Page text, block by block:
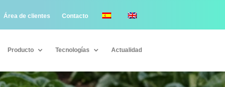
Área de clientes Contacto
Producto Tecnologías Actualidad
Producto Tecnologías Actualidad